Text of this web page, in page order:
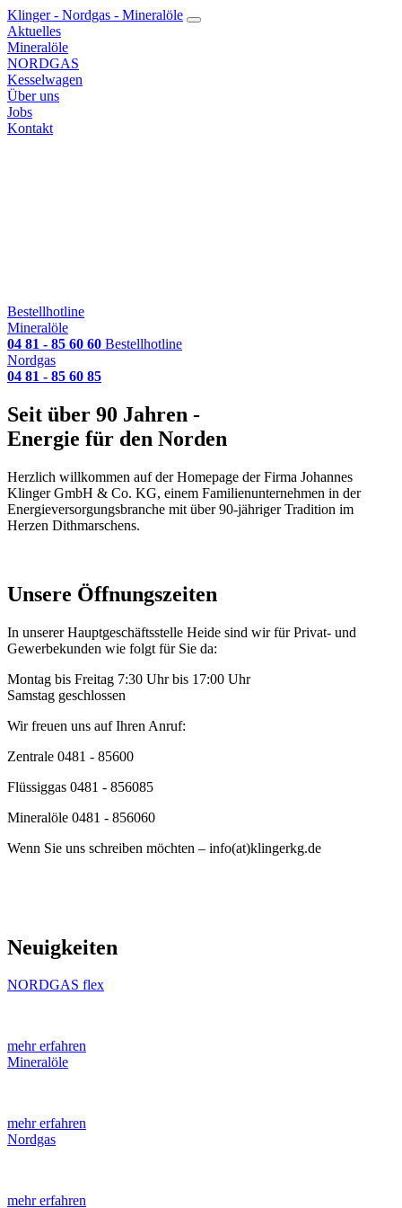
Klinger - Nordgas - Mineralöle
Aktuelles
Mineralöle
NORDGAS
Kesselwagen
Über uns
Jobs
Kontakt
Bestellhotline
Mineralöle
04 81 - 85 60 60 Bestellhotline
Nordgas
04 81 - 85 60 85
Seit über 90 Jahren -
Energie für den Norden
Herzlich willkommen auf der Homepage der Firma Johannes
Klinger GmbH & Co. KG, einem Familienunternehmen in der
Energieversorgungsbranche mit über 90-jähriger Tradition im
Herzen Dithmarschens.
Unsere Öffnungszeiten
In unserer Hauptgeschäftsstelle Heide sind wir für Privat- und
Gewerbekunden wie folgt für Sie da:
Montag bis Freitag 7:30 Uhr bis 17:00 Uhr
Samstag geschlossen
Wir freuen uns auf Ihren Anruf:
Zentrale 0481 - 85600
Flüssiggas 0481 - 856085
Mineralöle 0481 - 856060
Wenn Sie uns schreiben möchten – info(at)klingerkg.de
Neuigkeiten
NORDGAS flex
mehr erfahren
Mineralöle
mehr erfahren
Nordgas
mehr erfahren